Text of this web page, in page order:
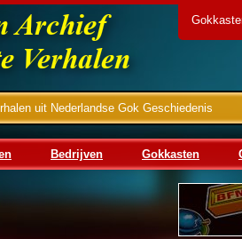
uit Nederlandse Gok Geschiedenis
Bedrijven Gokkasten